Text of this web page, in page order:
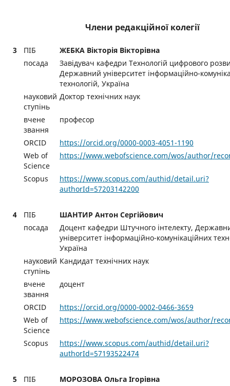
Члени редакційної колегії
3 ПІБ
ЖЕБКА Вікторія Вікторівна
посада
Завідувач кафедри Технологій цифрового
Державний університет інформаційно-
технологій, Україна
науковий
ступінь
Доктор технічних наук
вчене
звання
професор
ORCID
https://orcid.org/0000-0003-4051-1190
Web of
Science
https://www.webofscience.com/wos/author/
Scopus
https://www.scopus.com/authid/detail.uri?
authorId=57203142200
4 ПІБ
ШАНТИР Антон Сергійович
посада
Доцент кафедри Штучного інтелекту,
університет інформаційно-комунікаційних
Україна
науковий
ступінь
Кандидат технічних наук
вчене
звання
доцент
ORCID
https://orcid.org/0000-0002-0466-3659
Web of
Science
https://www.webofscience.com/wos/author/
Scopus
https://www.scopus.com/authid/detail.uri?
authorId=57193522474
5 ПІБ
МОРОЗОВА Ольга Ігорівна